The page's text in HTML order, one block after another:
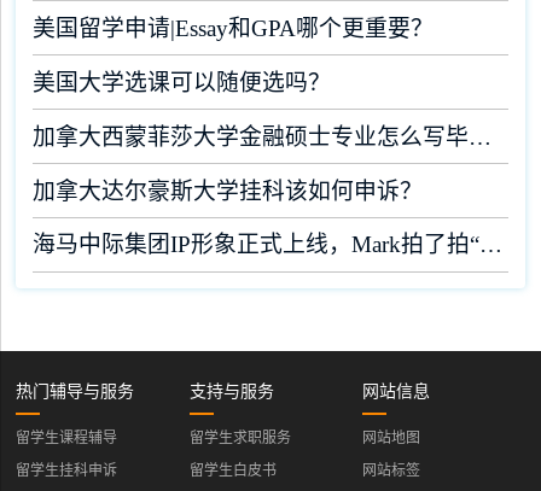
美国留学申请|Essay和GPA哪个更重要？
美国大学选课可以随便选吗？
加拿大西蒙菲莎大学金融硕士专业怎么写毕业论文？
加拿大达尔豪斯大学挂科该如何申诉？
海马中际集团IP形象正式上线，Mark拍了拍“你”！
热门辅导与服务
留学生课程辅导
留学生挂科申诉
支持与服务
留学生求职服务
留学生白皮书
网站信息
网站地图
网站标签